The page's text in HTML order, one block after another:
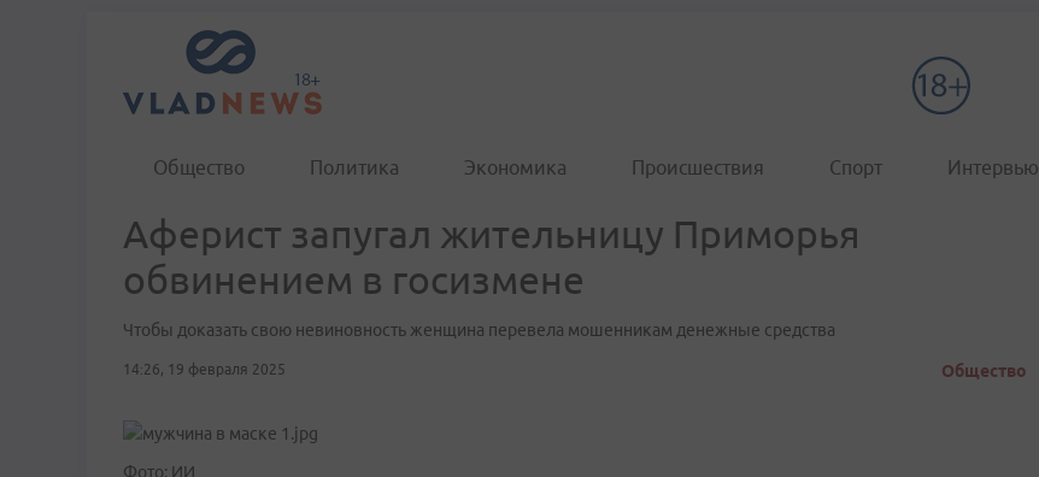
Общество Политика Экономика Происшествия Спорт Интервью
Аферист запугал жительницу Приморья
обвинением в госизмене
Чтобы доказать свою невиновность женщина перевела мошенникам денежные средства
14:26, 19 февраля 2025 Общество
Фото: ИИ